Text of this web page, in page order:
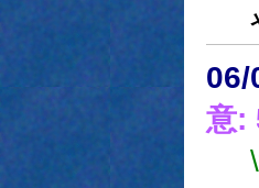
06/
意: